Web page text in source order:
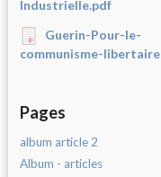
Industrielle.pdf
Guerin-Pour-le-
communisme-libertaire
Pages
album article 2
Album - articles